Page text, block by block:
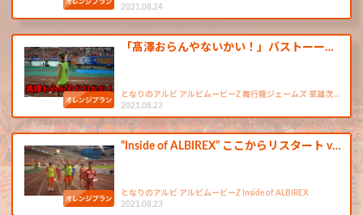
2021.08.24
「髙澤おらんやないかい！」バストーー…
となりのアルビ アルビムービーZ 舞行龍ジェームズ 星雄次…
2021.08.23
“Inside of ALBIREX” ここからリスタート v…
となりのアルビ アルビムービーZ Inside of ALBIREX
2021.08.23